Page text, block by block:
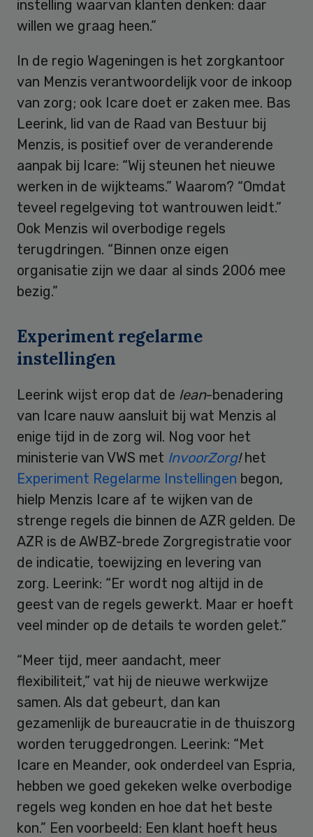
instelling waarvan klanten denken: daar
willen we graag heen.”
In de regio Wageningen is het zorgkantoor
van Menzis verantwoordelijk voor de inkoop
van zorg; ook Icare doet er zaken mee. Bas
Leerink, lid van de Raad van Bestuur bij
Menzis, is positief over de veranderende
aanpak bij Icare: “Wij steunen het nieuwe
werken in de wijkteams.” Waarom? “Omdat
teveel regelgeving tot wantrouwen leidt.”
Ook Menzis wil overbodige regels
terugdringen. “Binnen onze eigen
organisatie zijn we daar al sinds 2006 mee
bezig.”
Experiment regelarme
instellingen
Leerink wijst erop dat de lean-benadering
van Icare nauw aansluit bij wat Menzis al
enige tijd in de zorg wil. Nog voor het
ministerie van VWS met InvoorZorg!het
Experiment Regelarme Instellingen begon,
hielp Menzis Icare af te wijken van de
strenge regels die binnen de AZR gelden. De
AZR is de AWBZ-brede Zorgregistratie voor
de indicatie, toewijzing en levering van
zorg. Leerink: “Er wordt nog altijd in de
geest van de regels gewerkt. Maar er hoeft
veel minder op de details te worden gelet.”
“Meer tijd, meer aandacht, meer
flexibiliteit,” vat hij de nieuwe werkwijze
samen. Als dat gebeurt, dan kan
gezamenlijk de bureaucratie in de thuiszorg
worden teruggedrongen. Leerink: “Met
Icare en Meander, ook onderdeel van Espria,
hebben we goed gekeken welke overbodige
regels weg konden en hoe dat het beste
kon.” Een voorbeeld: Een klant hoeft heus